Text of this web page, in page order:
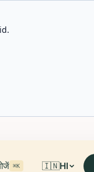
⌘K 🇮🇳HI